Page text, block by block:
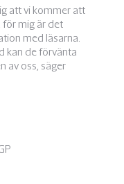
att vi kommer att
för mig är det
med läsarna.
kan de förvänta
av oss, säger